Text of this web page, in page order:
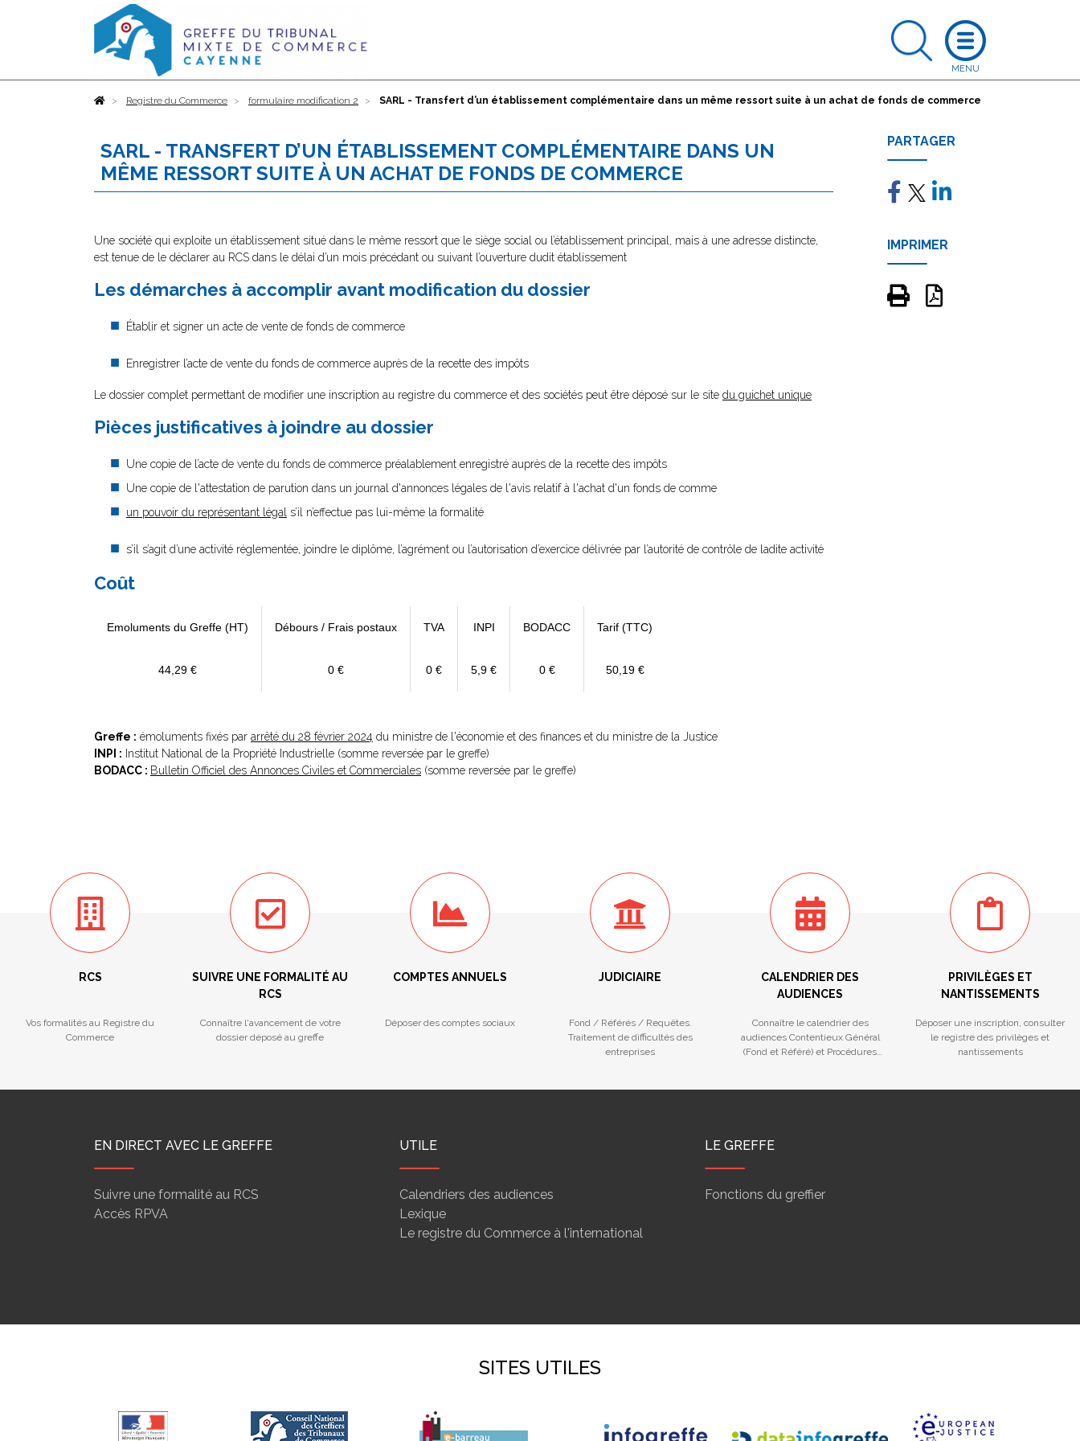
AccueilRegistre du Commerce formulaire modification 2 SARL - Transfert d’un établissement complémentaire dans un même ressort suite à un achat de fonds de commerce
SARL - TRANSFERT D’UN ÉTABLISSEMENT COMPLÉMENTAIRE DANS UN
MÊME RESSORT SUITE À UN ACHAT DE FONDS DE COMMERCE
Une société qui exploite un établissement situé dans le même ressort que le siège social ou l’établissement principal, mais à une adresse distincte,
est tenue de le déclarer au RCS dans le délai d’un mois précédant ou suivant l’ouverture dudit établissement
Les démarches à accomplir avant modification du dossier
Établir et signer un acte de vente de fonds de commerce
Enregistrer l’acte de vente du fonds de commerce auprès de la recette des impôts
Le dossier complet permettant de modifier une inscription au registre du commerce et des sociétés peut être déposé sur le site du guichet unique
Pièces justificatives à joindre au dossier
Une copie de l’acte de vente du fonds de commerce préalablement enregistré auprès de la recette des impôts
Une copie de l'attestation de parution dans un journal d'annonces légales de l'avis relatif à l'achat d'un fonds de comme
un pouvoir du représentant légal s’il n’effectue pas lui-même la formalité
s’il s’agit d’une activité réglementée, joindre le diplôme, l’agrément ou l’autorisation d’exercice délivrée par l’autorité de contrôle de ladite activité
Coût
Emoluments du Greffe (HT) Débours / Frais postaux TVA INPI BODACC Tarif (TTC)
44,29 € 0 € 0 € 5,9 € 0 € 50,19 €
Greffe : émoluments fixés par arrêté du 28 février 2024 du ministre de l'économie et des finances et du ministre de la Justice
INPI : Institut National de la Propriété Industrielle (somme reversée par le greffe)
BODACC : Bulletin Officiel des Annonces Civiles et Commerciales (somme reversée par le greffe)
PARTAGER
IMPRIMER
RCS
Vos formalités au Registre du
Commerce
SUIVRE UNE FORMALITÉ AU
RCS
Connaître l'avancement de votre
dossier déposé au greffe
COMPTES ANNUELS
Déposer des comptes sociaux
JUDICIAIRE
Fond / Référés / Requêtes.
Traitement de difficultés des
entreprises
CALENDRIER DES
AUDIENCES
Connaître le calendrier des
audiences Contentieux Général
(Fond et Référé) et Procédures
PRIVILÈGES ET
NANTISSEMENTS
Déposer une inscription, consulter
le registre des privilèges et
nantissements
EN DIRECT AVEC LE GREFFE
Suivre une formalité au RCS
Accès RPVA
UTILE
Calendriers des audiences
Lexique
Le registre du Commerce à l'international
LE GREFFE
Fonctions du greffier
SITES UTILES